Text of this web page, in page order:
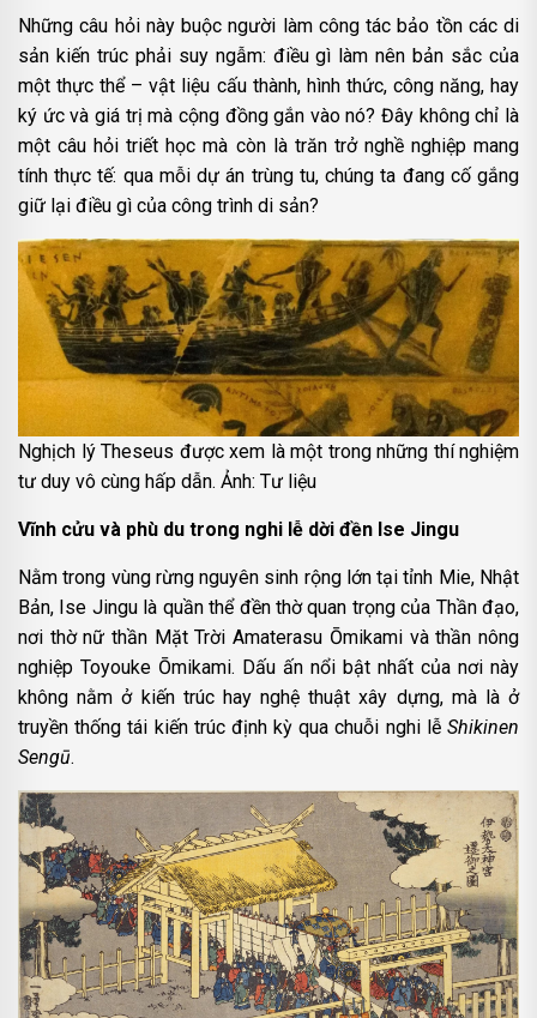
Những câu hỏi này buộc người làm công tác bảo tồn các di
sản kiến trúc phải suy ngẫm: điều gì làm nên bản sắc của
một thực thể – vật liệu cấu thành, hình thức, công năng, hay
ký ức và giá trị mà cộng đồng gắn vào nó? Đây không chỉ là
một câu hỏi triết học mà còn là trăn trở nghề nghiệp mang
tính thực tế: qua mỗi dự án trùng tu, chúng ta đang cố gắng
giữ lại điều gì của công trình di sản?
Nghịch lý Theseus được xem là một trong những thí nghiệm
tư duy vô cùng hấp dẫn. Ảnh: Tư liệu
Vĩnh cửu và phù du trong nghi lễ dời đền Ise Jingu
Nằm trong vùng rừng nguyên sinh rộng lớn tại tỉnh Mie, Nhật
Bản, Ise Jingu là quần thể đền thờ quan trọng của Thần đạo,
nơi thờ nữ thần Mặt Trời Amaterasu Ōmikami và thần nông
nghiệp Toyouke Ōmikami. Dấu ấn nổi bật nhất của nơi này
không nằm ở kiến trúc hay nghệ thuật xây dựng, mà là ở
truyền thống tái kiến trúc định kỳ qua chuỗi nghi lễ Shikinen
Sengū.